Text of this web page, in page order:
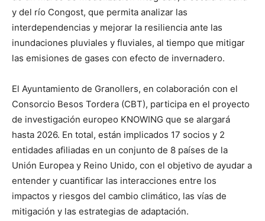
y del río Congost, que permita analizar las
interdependencias y mejorar la resiliencia ante las
inundaciones pluviales y fluviales, al tiempo que mitigar
las emisiones de gases con efecto de invernadero.
El Ayuntamiento de Granollers, en colaboración con el
Consorcio Besos Tordera (CBT), participa en el proyecto
de investigación europeo KNOWING que se alargará
hasta 2026. En total, están implicados 17 socios y 2
entidades afiliadas en un conjunto de 8 países de la
Unión Europea y Reino Unido, con el objetivo de ayudar a
entender y cuantificar las interacciones entre los
impactos y riesgos del cambio climático, las vías de
mitigación y las estrategias de adaptación.